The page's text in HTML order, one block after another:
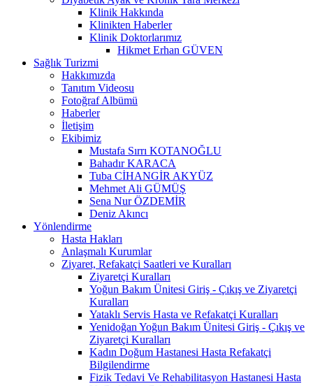
Klinik Hakkında
Klinikten Haberler
Klinik Doktorlarımız
Hikmet Erhan GÜVEN
Sağlık Turizmi
Hakkımızda
Tanıtım Videosu
Fotoğraf Albümü
Haberler
İletişim
Ekibimiz
Mustafa Sırrı KOTANOĞLU
Bahadır KARACA
Tuba CİHANGİR AKYÜZ
Mehmet Ali GÜMÜŞ
Sena Nur ÖZDEMİR
Deniz Akıncı
Yönlendirme
Hasta Hakları
Anlaşmalı Kurumlar
Ziyaret, Refakatçi Saatleri ve Kuralları
Ziyaretçi Kuralları
Yoğun Bakım Ünitesi Giriş - Çıkış ve Ziyaretçi
Kuralları
Yataklı Servis Hasta ve Refakatçi Kuralları
Yenidoğan Yoğun Bakım Ünitesi Giriş - Çıkış ve
Ziyaretçi Kuralları
Kadın Doğum Hastanesi Hasta Refakatçi
Bilgilendirme
Fizik Tedavi Ve Rehabilitasyon Hastanesi Hasta